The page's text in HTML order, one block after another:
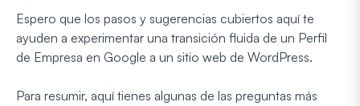
Espero que los pasos y sugerencias cubiertos aquí te
ayuden a experimentar una transición fluida de un Perfil
de Empresa en Google a un sitio web de WordPress.
Para resumir, aquí tienes algunas de las preguntas más